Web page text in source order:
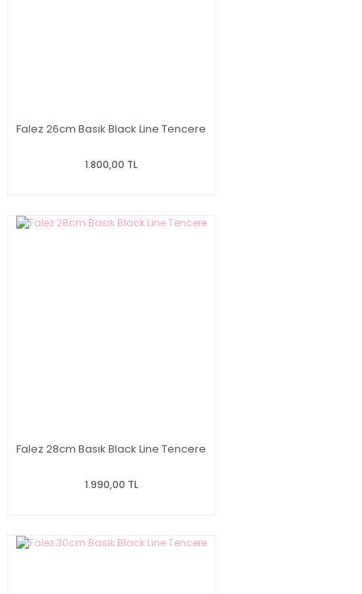
Falez 26cm Basık Black Line Tencere
1.800,00 TL
Falez 28cm Basık Black Line Tencere
1.990,00 TL